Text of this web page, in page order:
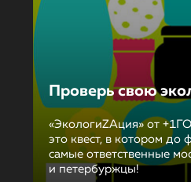
Проверь свою
«ЭкологиZAция» от
это квест, в котором до
самые ответственные
и петербуржцы!